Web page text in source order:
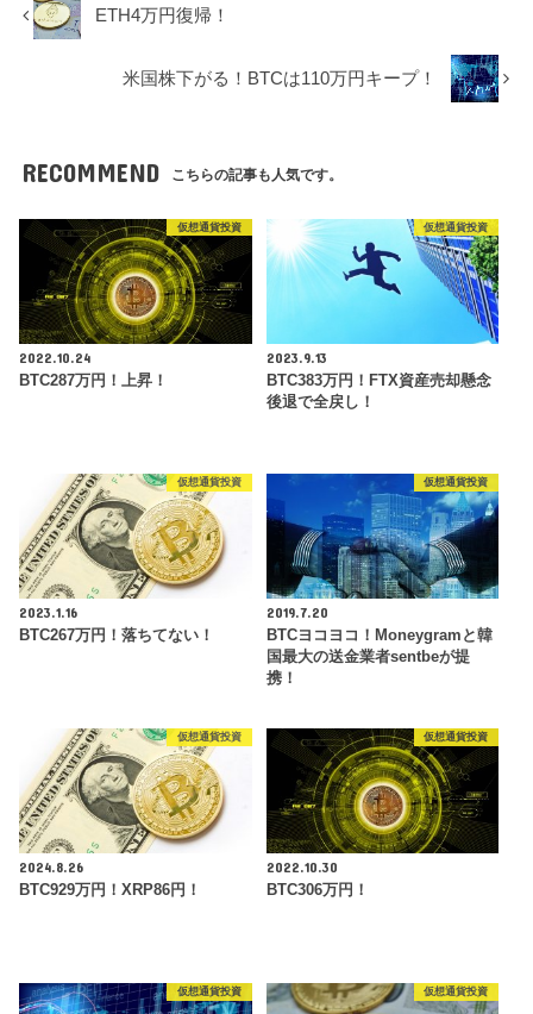
ETH4万円復帰！
米国株下がる！BTCは110万円キープ！
RECOMMEND こちらの記事も人気です。
仮想通貨投資
2022.10.24
BTC287万円！上昇！
仮想通貨投資
2023.9.13
BTC383万円！FTX資産売却懸念
後退で全戻し！
仮想通貨投資
2023.1.16
BTC267万円！落ちてない！
仮想通貨投資
2019.7.20
BTCヨコヨコ！Moneygramと韓
国最大の送金業者sentbeが提
携！
仮想通貨投資
2024.8.26
BTC929万円！XRP86円！
仮想通貨投資
2022.10.30
BTC306万円！
仮想通貨投資 仮想通貨投資